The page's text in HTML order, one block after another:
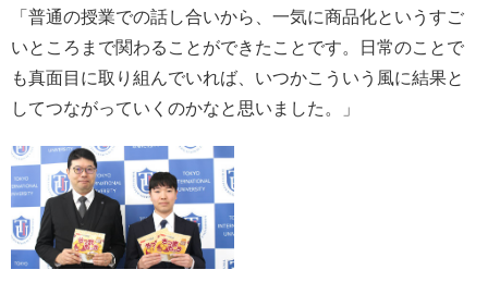
「普通の授業での話し合いから、一気に商品化というすご
いところまで関わることができたことです。日常のことで
も真面目に取り組んでいれば、いつかこういう風に結果と
してつながっていくのかなと思いました。」